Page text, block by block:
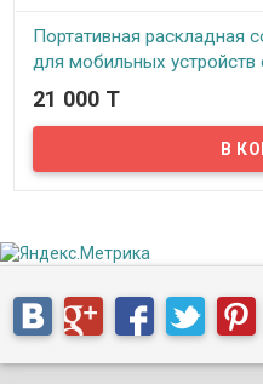
Портативная раскладная
для мобильных
на 6000 mAh, AP-SP-014-
Предлагаем портативные
оснащена встроенным Li-
Bank) емкостью 6000 mAh.
солнечную погоду
в дальнейшем зарядка будет
ночью. В сложенном
зарядки составляют
21 000 T